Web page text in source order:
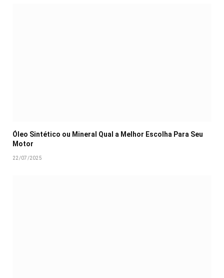
Óleo Sintético ou Mineral Qual a Melhor Escolha Para Seu
Motor
22/07/2025